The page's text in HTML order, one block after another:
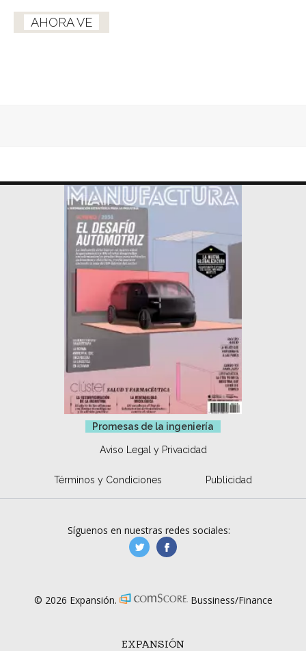
AHORA VE
Promesas de la ingeniería
Aviso Legal y Privacidad
Términos y Condiciones Publicidad
EXPANSIÓN
Síguenos en nuestras redes sociales:
manufacturaGE
© 2026 Expansión. Bussiness/Finance